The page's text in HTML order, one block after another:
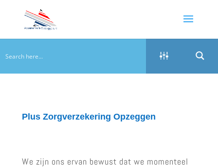
Plus Zorgverzekering Opzeggen
We zijn ons ervan bewust dat we momenteel